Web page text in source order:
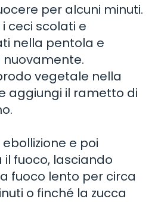
per alcuni minuti.
ceci scolati e
nella pentola e
vegetale nella
aggiungi il rametto di
e poi
fuoco, lasciando
fuoco lento per circa
o finché la zucca